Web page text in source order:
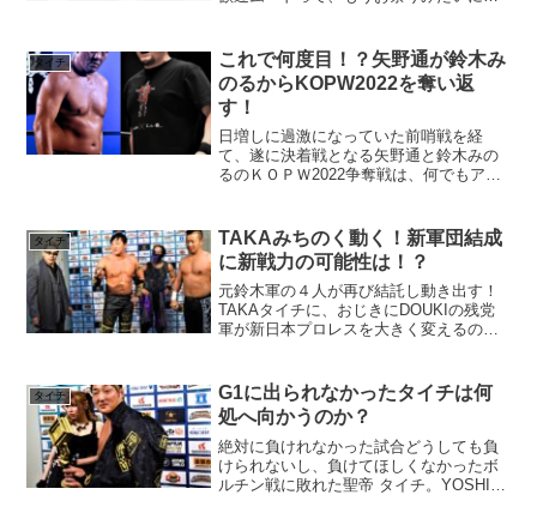
すよ！誰かって？タイチですよ！いや空
気読まないとかじゃないん...
タイチ
これで何度目！？矢野通が鈴木み
のるからKOPW2022を奪い返
す！
日増しに過激になっていた前哨戦を経
て、遂に決着戦となる矢野通と鈴木みの
るのＫＯＰＷ2022争奪戦は、何でもアリ
タイチ
TAKAみちのく動く！新軍団結成
に新戦力の可能性は！？
元鈴木軍の４人が再び結託し動き出す！
TAKAタイチに、おじきにDOUKIの残党
軍が新日本プロレスを大きく変えるの
タイチ
G1に出られなかったタイチは何
処へ向かうのか？
絶対に負けれなかった試合どうしても負
けられないし、負けてほしくなかったボ
ルチン戦に敗れた聖帝 タイチ。YOSHI-